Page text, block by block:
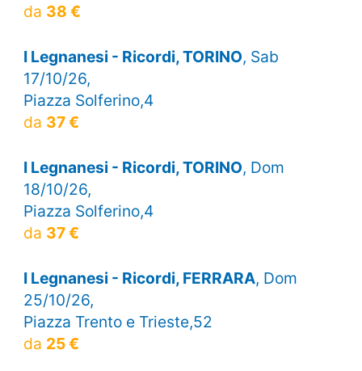
da 38 €
I Legnanesi - Ricordi, TORINO, Sab
17/10/26,
Piazza Solferino,4
da 37 €
I Legnanesi - Ricordi, TORINO, Dom
18/10/26,
Piazza Solferino,4
da 37 €
I Legnanesi - Ricordi, FERRARA, Dom
25/10/26,
Piazza Trento e Trieste,52
da 25 €